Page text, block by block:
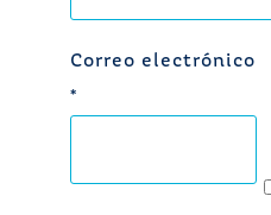
Correo electrónico
*